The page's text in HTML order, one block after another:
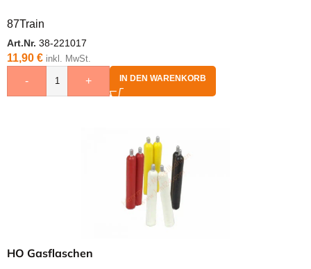
87Train
Art.Nr. 38-221017
11,90 € inkl. MwSt.
- + IN DEN WARENKORB
HO Gasflaschen